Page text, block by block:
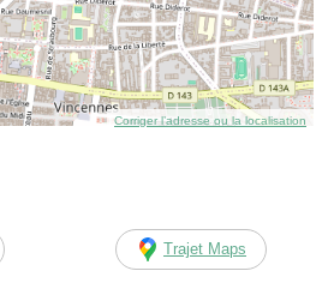
Corriger l’adresse ou la localisation
Trajet Maps